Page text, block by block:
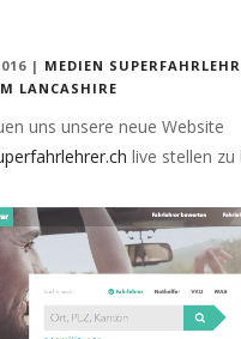
| MEDIEN
LANCASHIRE
uns unsere neue Website
live stellen zu